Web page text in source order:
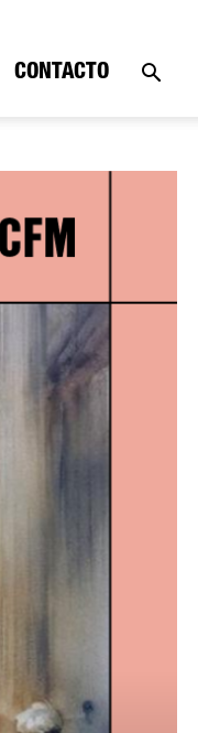
CONTACTO